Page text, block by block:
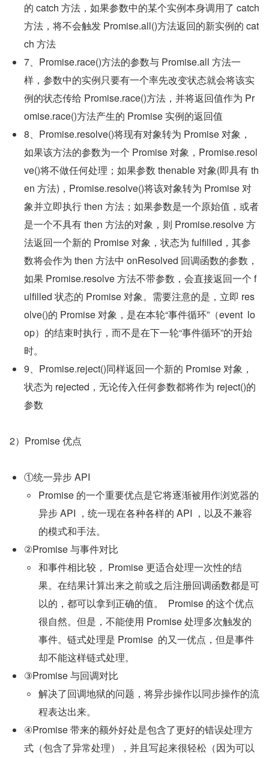
的 catch 方法，如果参数中的某个实例本身调用了 catch
方法，将不会触发 Promise.all()方法返回的新实例的 cat
ch 方法
7、Promise.race()方法的参数与 Promise.all 方法一
样，参数中的实例只要有一个率先改变状态就会将该实
例的状态传给 Promise.race()方法，并将返回值作为 Pr
omise.race()方法产生的 Promise 实例的返回值
8、Promise.resolve()将现有对象转为 Promise 对象，
如果该方法的参数为一个 Promise 对象，Promise.resol
ve()将不做任何处理；如果参数 thenable 对象(即具有 th
en 方法)，Promise.resolve()将该对象转为 Promise 对
象并立即执行 then 方法；如果参数是一个原始值，或者
是一个不具有 then 方法的对象，则 Promise.resolve 方
法返回一个新的 Promise 对象，状态为 fulfilled，其参
数将会作为 then 方法中 onResolved 回调函数的参数，
如果 Promise.resolve 方法不带参数，会直接返回一个 f
ulfilled 状态的 Promise 对象。需要注意的是，立即 res
olve()的 Promise 对象，是在本轮“事件循环”（event  lo
op）的结束时执行，而不是在下一轮“事件循环”的开始
时。
9、Promise.reject()同样返回一个新的 Promise 对象，
状态为 rejected，无论传入任何参数都将作为 reject()的
参数
2）Promise 优点
①统一异步 API
Promise 的一个重要优点是它将逐渐被用作浏览器的
异步 API ，统一现在各种各样的 API ，以及不兼容
的模式和手法。
②Promise 与事件对比
和事件相比较， Promise 更适合处理一次性的结
果。在结果计算出来之前或之后注册回调函数都是可
以的，都可以拿到正确的值。  Promise 的这个优点
很自然。但是，不能使用 Promise 处理多次触发的
事件。链式处理是 Promise  的又一优点，但是事件
却不能这样链式处理。
③Promise 与回调对比
解决了回调地狱的问题，将异步操作以同步操作的流
程表达出来。
④Promise 带来的额外好处是包含了更好的错误处理方
式（包含了异常处理），并且写起来很轻松（因为可以